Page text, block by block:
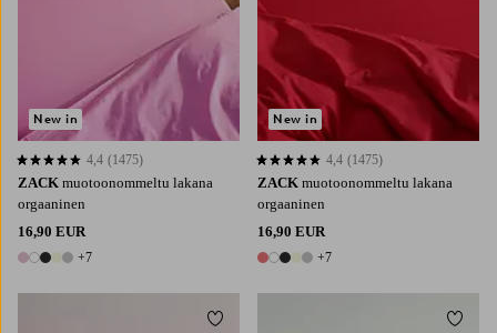
ZACK muotoonommeltu lakana
orgaaninen
16,90 EUR
12 värejä
+7
4,4 perustuen 1475 arvosanaan
4,4 (1475)
New in
ZACK muotoonommeltu lakana
orgaaninen
16,90 EUR
12 värejä
+7
4,4 perustuen 1475 arvosanaan
4,4 (1475)
New in
Lisää suosikkeihin Lisää